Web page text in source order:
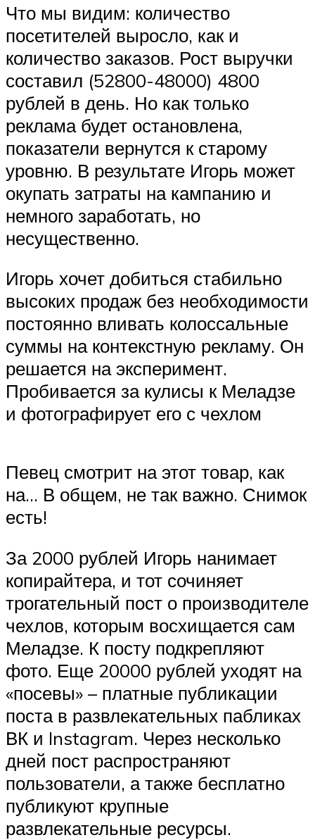
Что мы видим: количество
посетителей выросло, как и
количество заказов. Рост выручки
составил (52800-48000) 4800
рублей в день. Но как только
реклама будет остановлена,
показатели вернутся к старому
уровню. В результате Игорь может
окупать затраты на кампанию и
немного заработать, но
несущественно.
Игорь хочет добиться стабильно
высоких продаж без необходимости
постоянно вливать колоссальные
суммы на контекстную рекламу. Он
решается на эксперимент.
Пробивается за кулисы к Меладзе
и фотографирует его с чехлом
Певец смотрит на этот товар, как
на… В общем, не так важно. Снимок
есть!
За 2000 рублей Игорь нанимает
копирайтера, и тот сочиняет
трогательный пост о производителе
чехлов, которым восхищается сам
Меладзе. К посту подкрепляют
фото. Еще 20000 рублей уходят на
«посевы» – платные публикации
поста в развлекательных пабликах
ВК и Instagram. Через несколько
дней пост распространяют
пользователи, а также бесплатно
публикуют крупные
развлекательные ресурсы.